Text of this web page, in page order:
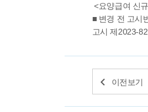
<요양급여 신
■ 변경 전 고시
고시 제2023-
이전보기